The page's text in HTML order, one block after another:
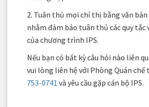
2. Tuân thủ mọi chỉ thị bằng văn bản
nhằm đảm bảo tuân thủ các quy tắc
của chương trình IPS.
Nếu bạn có bất kỳ câu hỏi nào liên
vui lòng liên hệ với Phòng Quản chế
753-0741 và yêu cầu gặp cán bộ IPS.